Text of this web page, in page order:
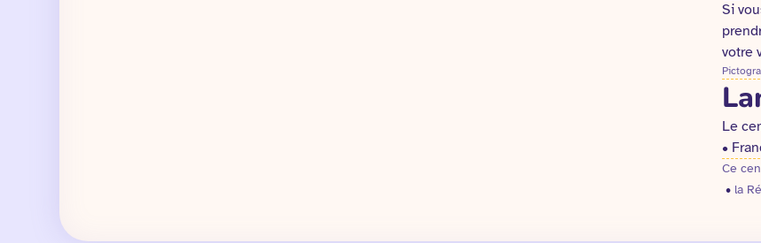
Si
votre
Le
•
Ce
• la